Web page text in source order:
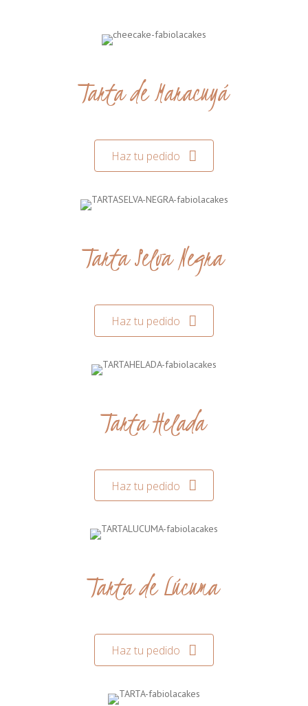
Tarta de Maracuyá
Haz tu pedido
Tarta Selva Negra
Haz tu pedido
Tarta Helada
Haz tu pedido
Tarta de Lúcuma
Haz tu pedido